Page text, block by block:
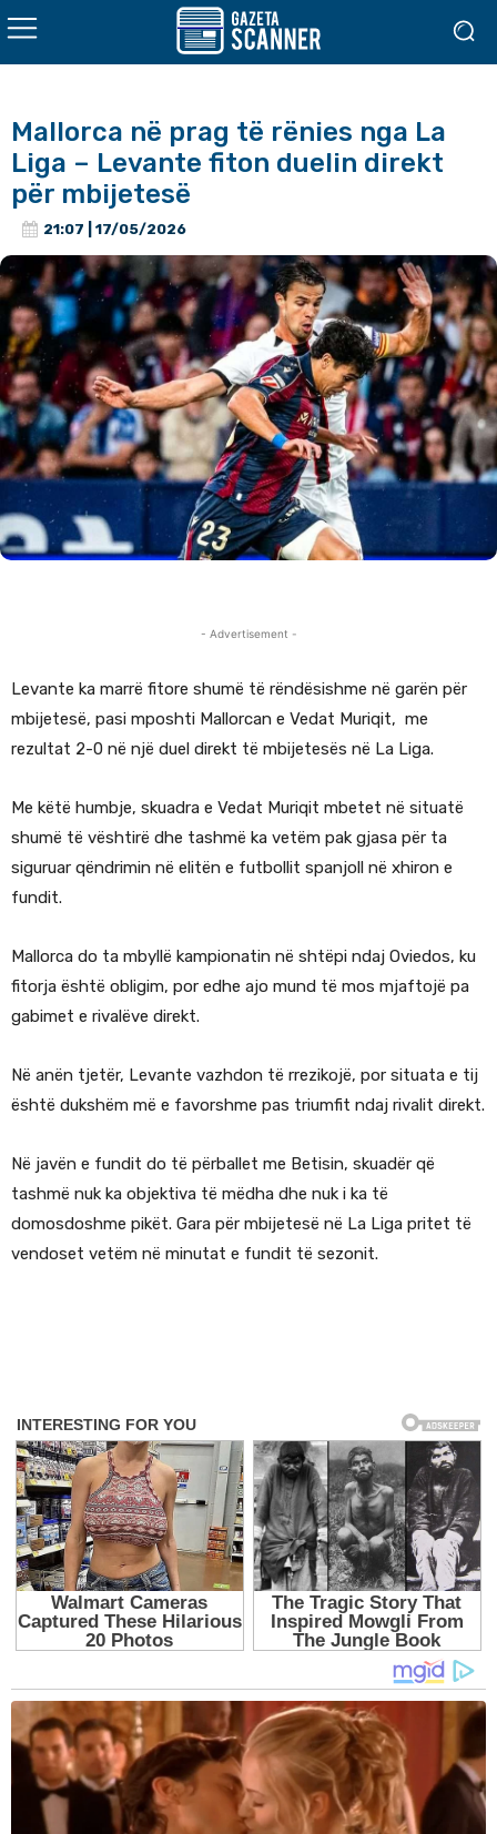
Mallorca në prag të rënies nga La
Liga – Levante fiton duelin direkt
për mbijetesë
21:07 | 17/05/2026
- Advertisement -
Levante ka marrë fitore shumë të rëndësishme në garën për
mbijetesë, pasi mposhti Mallorcan e Vedat Muriqit, me
rezultat 2-0 në një duel direkt të mbijetesës në La Liga.
Me këtë humbje, skuadra e Vedat Muriqit mbetet në situatë
shumë të vështirë dhe tashmë ka vetëm pak gjasa për ta
siguruar qëndrimin në elitën e futbollit spanjoll në xhiron e
fundit.
Mallorca do ta mbyllë kampionatin në shtëpi ndaj Oviedos, ku
fitorja është obligim, por edhe ajo mund të mos mjaftojë pa
gabimet e rivalëve direkt.
Në anën tjetër, Levante vazhdon të rrezikojë, por situata e tij
është dukshëm më e favorshme pas triumfit ndaj rivalit direkt.
Në javën e fundit do të përballet me Betisin, skuadër që
tashmë nuk ka objektiva të mëdha dhe nuk i ka të
domosdoshme pikët. Gara për mbijetesë në La Liga pritet të
vendoset vetëm në minutat e fundit të sezonit.